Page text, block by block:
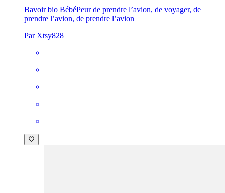
Bavoir bio BébéPeur de prendre l’avion, de voyager, de
prendre l’avion, de prendre l’avion
Par Xtsy828